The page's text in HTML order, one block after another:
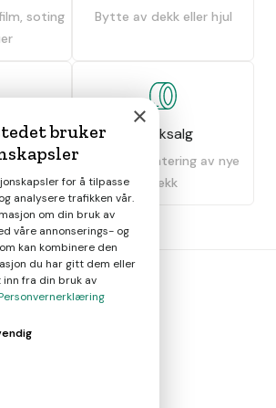
soting
Bytte av dekk eller hjul
dekk
Dekksalg
Salg og montering av nye
dekk
smart
×
bruker
for å tilpasse
analysere trafikken vår.
om din bruk av
våre annonserings- og
kan kombinere den
du har gitt dem eller
fra din bruk av